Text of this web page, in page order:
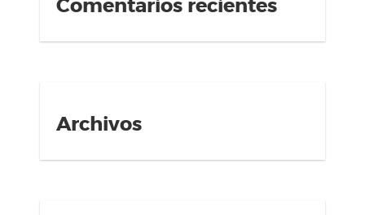
Comentarios recientes
Archivos